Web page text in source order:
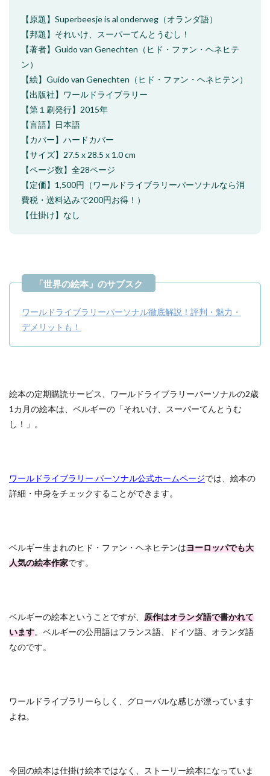
【原題】Superbeesje is al onderweg（オランダ語）
【邦題】それいけ、スーパーてんとうむし！
【著者】Guido van Genechten（ヒド・ファン・ヘネヒテ
ン）
【絵】Guido van Genechten（ヒド・ファン・ヘネヒテン）
【出版社】ワールドライブラリー
【第１刷発行】2015年
【言語】日本語
【カバー】ハードカバー
【サイズ】27.5 x 28.5 x 1.0 cm
【ページ数】全28ページ
【定価】1,500円（ワールドライブラリーパーソナルなら消
費税・送料込みで200円お得！）
【仕掛け】なし
ワールドライブラリーパーソナル徹底解説！評判・魅力・
デメリットも！
絵本の定期購読サービス、ワールドライブラリーパーソナルの2歳
1カ月の絵本は、ベルギーの「それいけ、スーパーてんとうむ
し！」。
ワールドライブラリー パーソナル公式ホームページでは、絵本の
詳細・中身をチェックすることができます。
ベルギー生まれのヒド・ファン・ヘネヒテンはヨーロッパでも大
人気の絵本作家です。
ベルギーの絵本ということですが、 原作はオランダ語で書かれて
います。ベルギーの公用語はフランス語、ドイツ語、オランダ語
なのです。
ワールドライブラリーらしく、グローバルな感じが漂っています
よね。
今回の絵本は仕掛け絵本ではなく、ストーリー絵本になっていま